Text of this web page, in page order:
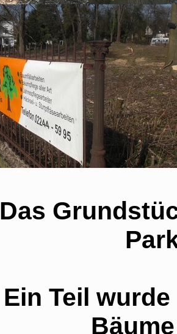
Das
Ein Teil